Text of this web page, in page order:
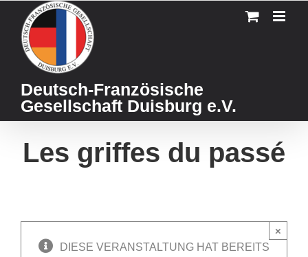
content
Deutsch-Französische
Gesellschaft Duisburg e.V.
Les griffes du passé
DIESE VERANSTALTUNG HAT BEREITS
×